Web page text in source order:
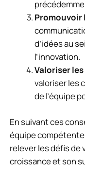
Promouvoir
d’idées au
l’innovation.
Valoriser
valoriser les
de l’équipe
En suivant ces
équipe
relever les défis de
croissance et son